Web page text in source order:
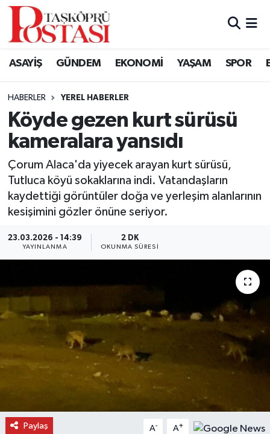
ASAYİŞ GÜNDEM EKONOMİ YAŞAM SPOR
HABERLER YEREL HABERLER
Köyde gezen kurt sürüsü
kameralara yansıdı
Çorum Alaca'da yiyecek arayan kurt sürüsü,
Tutluca köyü sokaklarına indi. Vatandaşların
kaydettiği görüntüler doğa ve yerleşim alanlarının
kesişimini gözler önüne seriyor.
23.03.2026 - 14:39
YAYINLANMA
2 DK
OKUNMA SÜRESI
Paylaş A- A+
Kastamonu Vefat Edenler
Araç Haberleri
Azdavay Haberleri
Bozkurt Haberleri
Cide Haberleri
Devrekani Haberleri
Doğanyurt Haberleri
Hanönü Haberleri
İhsangazi Haberleri